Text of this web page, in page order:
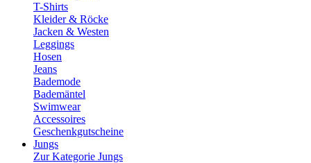
T-Shirts
Kleider & Röcke
Jacken & Westen
Leggings
Hosen
Jeans
Bademode
Bademäntel
Swimwear
Accessoires
Geschenkgutscheine
Jungs
Zur Kategorie Jungs